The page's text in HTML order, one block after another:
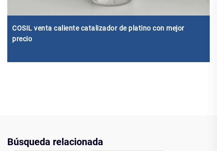
COSIL venta caliente catalizador de platino con mejor
precio
Búsqueda relacionada